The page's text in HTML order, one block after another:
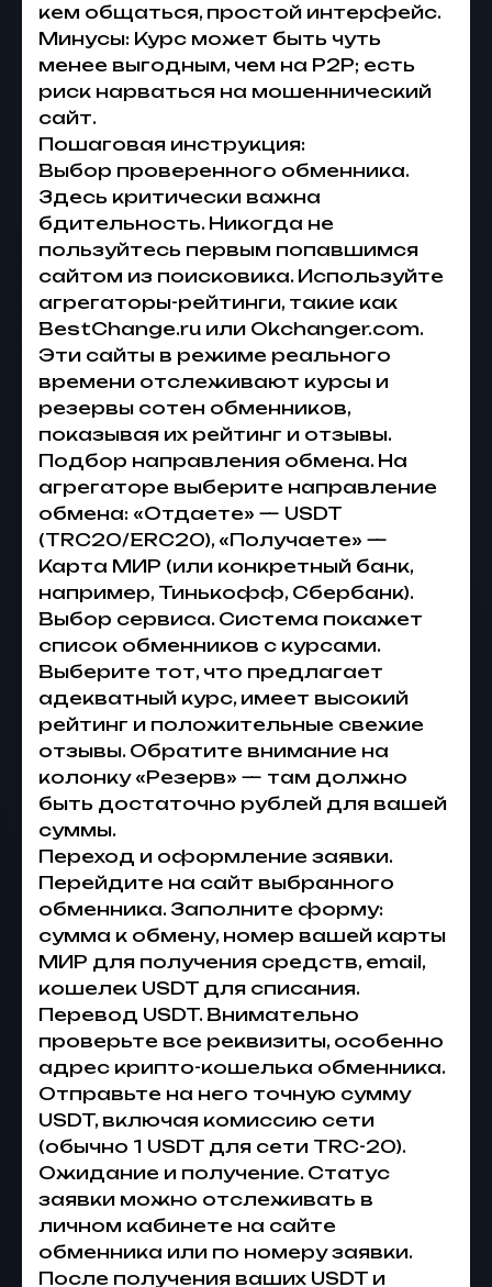
кем общаться, простой интерфейс.
Минусы: Курс может быть чуть
менее выгодным, чем на P2P; есть
риск нарваться на мошеннический
сайт.
Пошаговая инструкция:
Выбор проверенного обменника.
Здесь критически важна
бдительность. Никогда не
пользуйтесь первым попавшимся
сайтом из поисковика. Используйте
агрегаторы-рейтинги, такие как
BestChange.ru или Okchanger.com.
Эти сайты в режиме реального
времени отслеживают курсы и
резервы сотен обменников,
показывая их рейтинг и отзывы.
Подбор направления обмена. На
агрегаторе выберите направление
обмена: «Отдаете» — USDT
(TRC20/ERC20), «Получаете» —
Карта МИР (или конкретный банк,
например, Тинькофф, Сбербанк).
Выбор сервиса. Система покажет
список обменников с курсами.
Выберите тот, что предлагает
адекватный курс, имеет высокий
рейтинг и положительные свежие
отзывы. Обратите внимание на
колонку «Резерв» — там должно
быть достаточно рублей для вашей
суммы.
Переход и оформление заявки.
Перейдите на сайт выбранного
обменника. Заполните форму:
сумма к обмену, номер вашей карты
МИР для получения средств, email,
кошелек USDT для списания.
Перевод USDT. Внимательно
проверьте все реквизиты, особенно
адрес крипто-кошелька обменника.
Отправьте на него точную сумму
USDT, включая комиссию сети
(обычно 1 USDT для сети TRC-20).
Ожидание и получение. Статус
заявки можно отслеживать в
личном кабинете на сайте
обменника или по номеру заявки.
После получения ваших USDT и